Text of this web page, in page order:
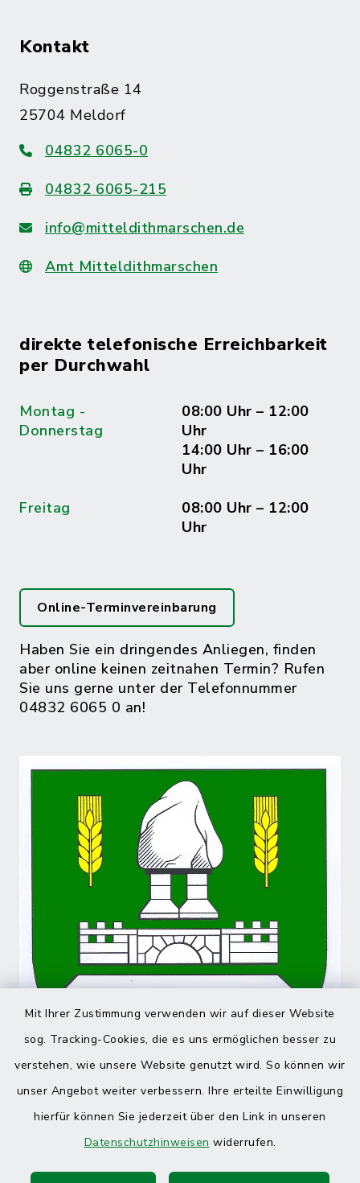
Mit Ihrer Zustimmung verwenden wir auf dieser Website
sog. Tracking-Cookies, die es uns ermöglichen besser zu
verstehen, wie unsere Website genutzt wird. So können wir
unser Angebot weiter verbessern. Ihre erteilte Einwilligung
hierfür können Sie jederzeit über den Link in unseren
Datenschutzhinweisen widerrufen.
Kontakt
Roggenstraße 14
25704 Meldorf
04832 6065-0
04832 6065-215
info@mitteldithmarschen.de
Amt Mitteldithmarschen
direkte telefonische Erreichbarkeit
per Durchwahl
Montag -
Donnerstag
08:00 Uhr – 12:00
Uhr
14:00 Uhr – 16:00
Uhr
Freitag
08:00 Uhr – 12:00
Uhr
Online-Terminvereinbarung
Haben Sie ein dringendes Anliegen, finden
aber online keinen zeitnahen Termin? Rufen
Sie uns gerne unter der Telefonnummer
04832 6065 0 an!